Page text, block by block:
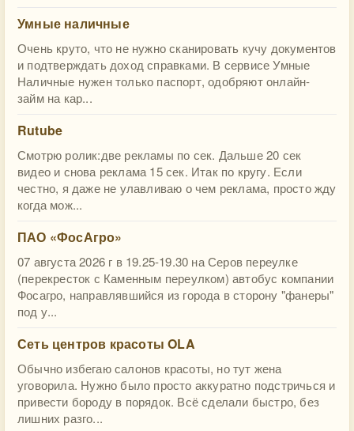
Умные наличные
Очень круто, что не нужно сканировать кучу документов
и подтверждать доход справками. В сервисе Умные
Наличные нужен только паспорт, одобряют онлайн-
займ на кар...
Rutube
Смотрю ролик:две рекламы по сек. Дальше 20 сек
видео и снова реклама 15 сек. Итак по кругу. Если
честно, я даже не улавливаю о чем реклама, просто жду
когда мож...
ПАО «ФосАгро»
07 августа 2026 г в 19.25-19.30 на Серов переулке
(перекресток с Каменным переулком) автобус компании
Фосагро, направлявшийся из города в сторону "фанеры"
под у...
Сеть центров красоты OLA
Обычно избегаю салонов красоты, но тут жена
уговорила. Нужно было просто аккуратно подстричься и
привести бороду в порядок. Всё сделали быстро, без
лишних разго...